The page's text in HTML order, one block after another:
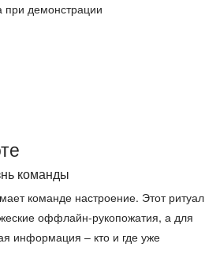
при демонстрации
команды
команде настроение. Этот ритуал
оффлайн-рукопожатия, а для
информация – кто и где уже